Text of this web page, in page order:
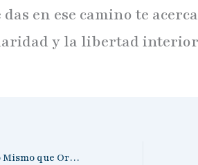
das en ese camino te
y la libertad interior
#2 Organizar No es lo Mismo que Ordenar